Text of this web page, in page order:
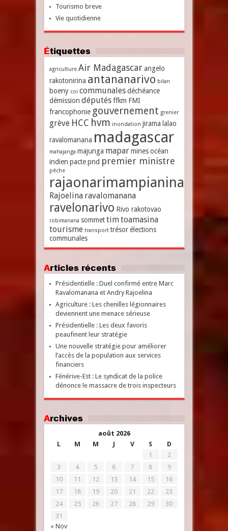
Tourismo breve
Vie quotidienne
Étiquettes
agriculture Air Madagascar angelo
rakotonirina antananarivo bilan
boeny coi communales déchéance
démission députés ffkm FMI
francophonie gouvernement grenier
grève HCC hvm inondation jirama lalao
ravalomanana madagascar
mahajanga majunga mapar mines océan
indien pacte pnd premier ministre
pêche
rajaonarimampianina
Rajoelina ravalomanana
ravelonarivo Rivo rakotovao
robimanana sommet timtoamasina
tourisme transport trésor élections
communales
Articles récents
Présidentielle : Duel confirmé entre Marc
Ravalomanana et Andry Rajoelina
Agriculture : Les chenilles légionnaires
deviennent une menace sérieuse
Présidentielle : Les deux favoris
peaufinent leur stratégie
Une nouvelle stratégie pour améliorer
l’accès de la population aux services
financiers
Fénérive-Est : Le syndicat de la police
dénonce le massacre de trois inspecteurs
Archives
août 2026
L
M M J V S D
« Nov
1
2
3
4 5 6 7 8
9
10
11 12 13 14 15
16
17
18 19 20 21 22
23
24
25 26 27 28 29
30
31